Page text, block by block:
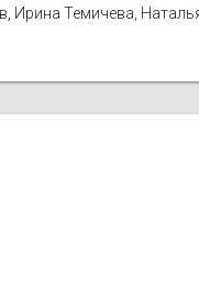
Ирина Темичева,